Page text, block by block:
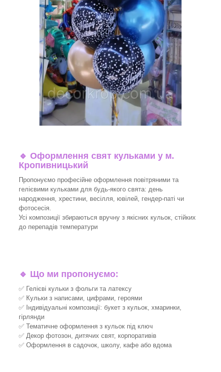
🔹 Оформлення свят кульками у м.
Кропивницький
Пропонуємо професійне оформлення повітряними та
гелієвими кульками для будь-якого свята: день
народження, хрестини, весілля, ювілей, гендер-паті чи
фотосесія.
Усі композиції збираються вручну з якісних кульок, стійких
до перепадів температури
🔹 Що ми пропонуємо:
✅ Гелієві кульки з фольги та латексу
✅ Кульки з написами, цифрами, героями
✅ Індивідуальні композиції: букет з кульок, хмаринки,
гірлянди
✅ Тематичне оформлення з кульок під ключ
✅ Декор фотозон, дитячих свят, корпоративів
✅ Оформлення в садочок, школу, кафе або вдома